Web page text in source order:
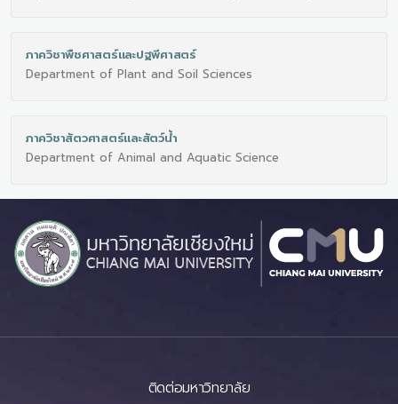
ภาควิชาพืชศาสตร์และปฐพีศาสตร์
Department of Plant and Soil Sciences
ภาควิชาสัตวศาสตร์และสัตว์น้ำ
Department of Animal and Aquatic Science
ติดต่อมหาวิทยาลัย